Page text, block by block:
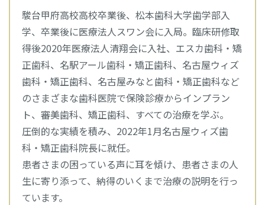
駿台甲府高校高校卒業後、松本歯科大学歯学部入
学、卒業後に医療法人スワン会に入局。臨床研修取
得後2020年医療法人清翔会に入社、エスカ歯科・矯
正歯科、名駅アール歯科・矯正歯科、名古屋ウィズ
歯科・矯正歯科、名古屋みなと歯科・矯正歯科など
のさまざまな歯科医院で保険診療からインプラン
ト、審美歯科、矯正歯科、すべての治療を学ぶ。
圧倒的な実績を積み、2022年1月名古屋ウィズ歯
科・矯正歯科院長に就任。
患者さまの困っている声に耳を傾け、患者さまの人
生に寄り添って、納得のいくまで治療の説明を行っ
ています。